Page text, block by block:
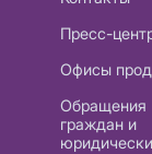
Пресс-
Офисы
Обращения
граждан и